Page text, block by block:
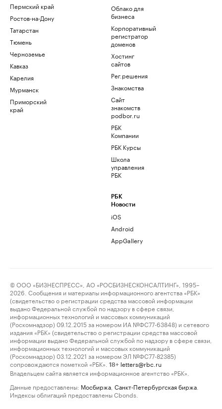
Пермский край
Ростов-на-Дону
Татарстан
Тюмень
Черноземье
Кавказ
Карелия
Мурманск
Приморский
край
Облако для
бизнеса
Корпоративный
регистратор
доменов
Хостинг
сайтов
Рег.решения
Знакомства
Сайт
знакомств
podbor.ru
РБК
Компании
РБК Курсы
Школа
управления
РБК
РБК
Новости
iOS
Android
AppGallery
© ООО «БИЗНЕСПРЕСС», АО «РОСБИЗНЕСКОНСАЛТИНГ», 1995–
2026. Сообщения и материалы информационного агентства «РБК»
(свидетельство о регистрации средства массовой информации
выдано Федеральной службой по надзору в сфере связи,
информационных технологий и массовых коммуникаций
(Роскомнадзор) 09.12.2015 за номером ИА №ФС77-63848) и сетевого
издания «РБК» (свидетельство о регистрации средства массовой
информации выдано Федеральной службой по надзору в сфере связи,
информационных технологий и массовых коммуникаций
(Роскомнадзор) 03.12.2021 за номером ЭЛ №ФС77-82385)
сопровождаются пометкой «РБК».
18+ letters@rbc.ru
Владельцем сайта является информационное агентство «РБК».
Данные предоставлены: Мосбиржа Санкт-Петербургская биржа
Индексы облигаций предоставлены Cbonds.